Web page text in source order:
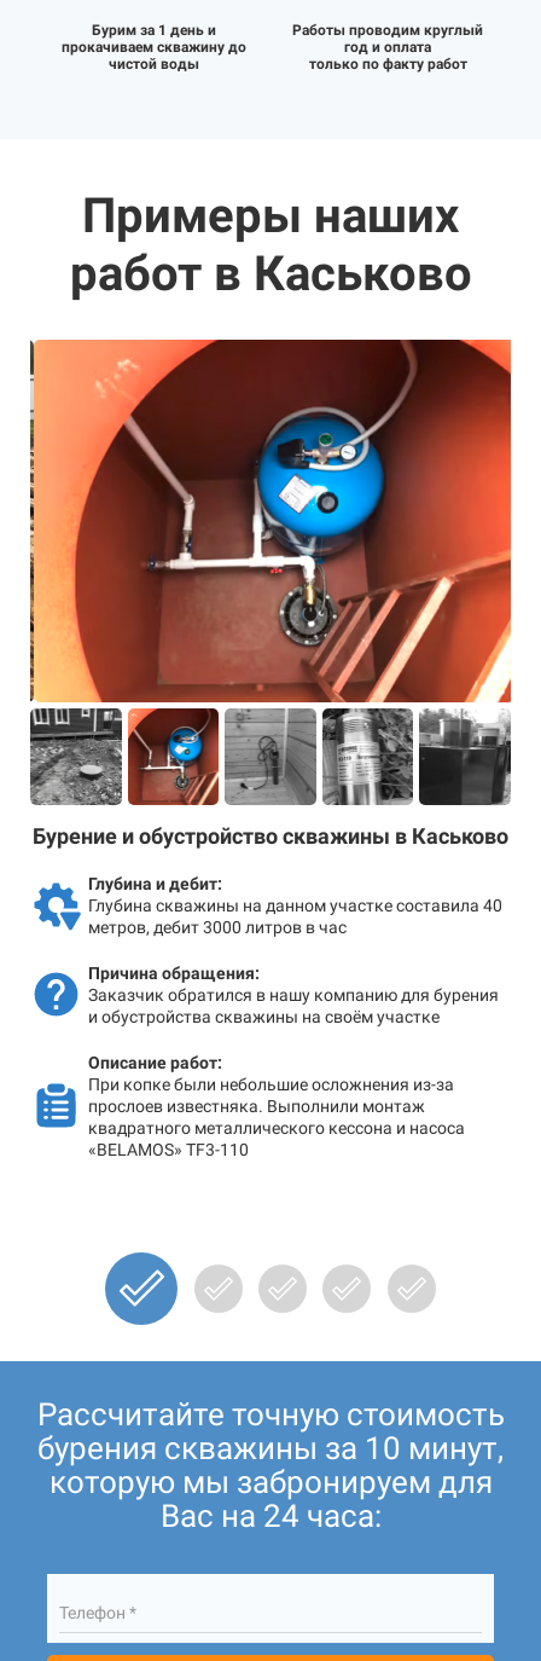
Бурим за 1 день и
прокачиваем скважину до
чистой воды
Работы проводим круглый
год и оплата
только по факту работ
Примеры наших
работ в Каськово
Бурение и обустройство скважины в Каськово
Глубина и дебит:
Глубина скважины на данном участке составила 40
метров, дебит 3000 литров в час
Причина обращения:
Заказчик обратился в нашу компанию для бурения
и обустройства скважины на своём участке
Описание работ:
При копке были небольшие осложнения из-за
прослоев известняка. Выполнили монтаж
квадратного металлического кессона и насоса
«BELAMOS» TF3-110
Рассчитайте точную стоимость
бурения скважины за 10 минут,
которую мы забронируем для
Вас на 24 часа:
Телефон *